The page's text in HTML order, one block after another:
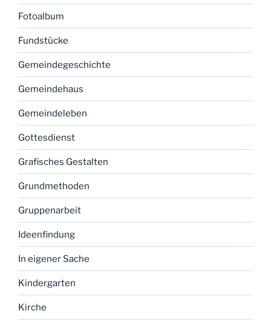
Fotoalbum
Fundstücke
Gemeindegeschichte
Gemeindehaus
Gemeindeleben
Gottesdienst
Grafisches Gestalten
Grundmethoden
Gruppenarbeit
Ideenfindung
In eigener Sache
Kindergarten
Kirche